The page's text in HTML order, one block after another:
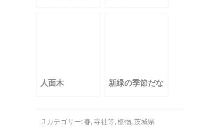
人面木 新緑の季節だな
カテゴリー:春,寺社等,植物,茨城県